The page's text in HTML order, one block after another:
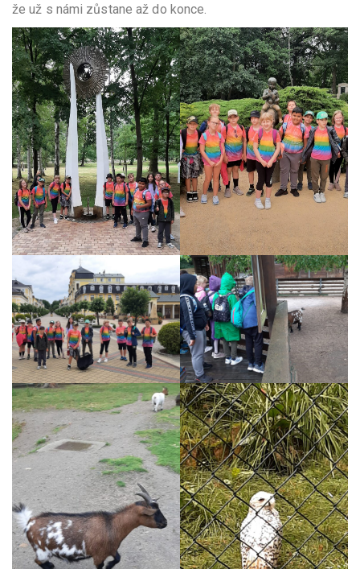
že už s námi zůstane až do konce.